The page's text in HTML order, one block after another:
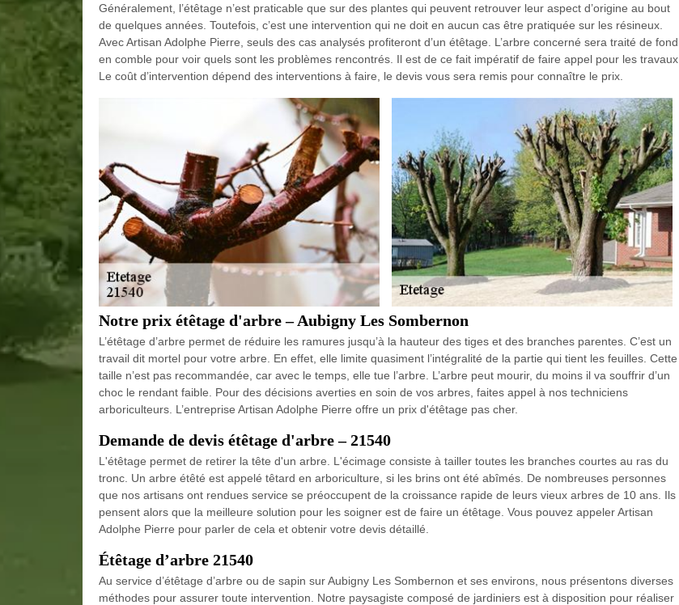
Généralement, l’étêtage n’est praticable que sur des plantes qui peuvent retrouver leur aspect d’origine au bout
de quelques années. Toutefois, c’est une intervention qui ne doit en aucun cas être pratiquée sur les résineux.
Avec Artisan Adolphe Pierre, seuls des cas analysés profiteront d’un étêtage. L’arbre concerné sera traité de fond
en comble pour voir quels sont les problèmes rencontrés. Il est de ce fait impératif de faire appel pour les travaux.
Le coût d’intervention dépend des interventions à faire, le devis vous sera remis pour connaître le prix.
Notre prix étêtage d'arbre – Aubigny Les Sombernon
L’étêtage d’arbre permet de réduire les ramures jusqu’à la hauteur des tiges et des branches parentes. C’est un
travail dit mortel pour votre arbre. En effet, elle limite quasiment l’intégralité de la partie qui tient les feuilles. Cette
taille n’est pas recommandée, car avec le temps, elle tue l’arbre. L’arbre peut mourir, du moins il va souffrir d’un
choc le rendant faible. Pour des décisions averties en soin de vos arbres, faites appel à nos techniciens
arboriculteurs. L’entreprise Artisan Adolphe Pierre offre un prix d'étêtage pas cher.
Demande de devis étêtage d'arbre – 21540
L'étêtage permet de retirer la tête d'un arbre. L'écimage consiste à tailler toutes les branches courtes au ras du
tronc. Un arbre étêté est appelé têtard en arboriculture, si les brins ont été abîmés. De nombreuses personnes
que nos artisans ont rendues service se préoccupent de la croissance rapide de leurs vieux arbres de 10 ans. Ils
pensent alors que la meilleure solution pour les soigner est de faire un étêtage. Vous pouvez appeler Artisan
Adolphe Pierre pour parler de cela et obtenir votre devis détaillé.
Étêtage d’arbre 21540
Au service d’étêtage d’arbre ou de sapin sur Aubigny Les Sombernon et ses environs, nous présentons diverses
méthodes pour assurer toute intervention. Notre paysagiste composé de jardiniers est à disposition pour réaliser